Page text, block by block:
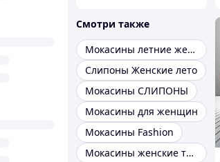
Смотри также
Мокасины летние женские
Слипоны Женские лето
Мокасины СЛИПОНЫ
Мокасины для женщин
Мокасины Fashion
Мокасины женские текстильные 36-41